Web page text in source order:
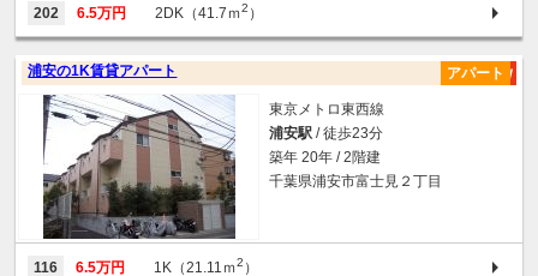
202 6.5万円 2DK（41.7ｍ2 ）
浦安の1K賃貸アパート アパート
東京メトロ東西線
浦安駅 / 徒歩23分
築年 20年 / 2階建
千葉県浦安市富士見２丁目
116 6.5万円 1K（21.11ｍ2 ）